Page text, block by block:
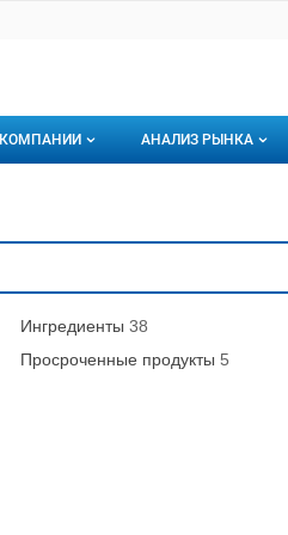
КОМПАНИИ
О каталоге компаний
Премиум размещение
АНАЛИЗ РЫНКА
Подписаться на
Ингредиенты 38
Просроченные продукты 5